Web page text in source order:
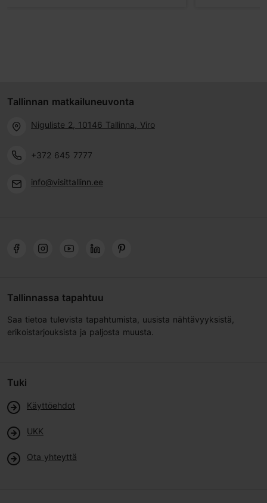
Tallinnan matkailuneuvonta
Niguliste 2, 10146 Tallinna, Viro
+372 645 7777
info@visittallinn.ee
Tallinnassa tapahtuu
Saa tietoa tulevista tapahtumista, uusista nähtävyyksistä,
erikoistarjouksista ja paljosta muusta.
Tuki
Käyttöehdot
UKK
Ota yhteyttä